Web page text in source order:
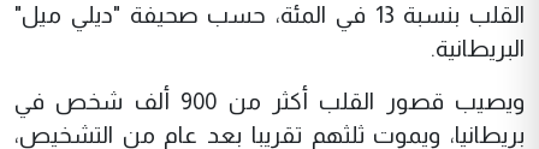
القلب بنسبة 13 في المئة، حسب صحيفة "ديلي ميل"
البريطانية.
ويصيب قصور القلب أكثر من 900 ألف شخص في
بريطانيا، ويموت ثلثهم تقريبا بعد عام من التشخيص،